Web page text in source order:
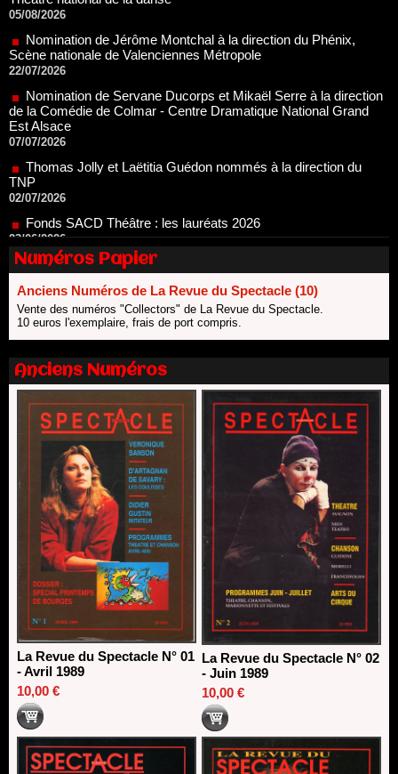
Nomination de Jérôme Montchal à la direction du Phénix,
Scène nationale de Valenciennes Métropole
22/07/2026
Nomination de Servane Ducorps et Mikaël Serre à la direction
de la Comédie de Colmar - Centre Dramatique National Grand
Est Alsace
07/07/2026
Thomas Jolly et Laëtitia Guédon nommés à la direction du
TNP
02/07/2026
Fonds SACD Théâtre : les lauréats 2026
23/06/2026
Dispositif ARTCENA Écrire pour le cirque, les lauréats 2026 !
20/06/2026
Le palmarès des prix SACD 2026
18/06/2026
Les 10 lauréats du Fonds Grandes Formes Théâtre 2026
SACD
13/06/2026
Nomination de Nathalie Garraud et Olivier Saccomano à la
direction du Théâtre de Gennevilliers - CDN
Dispositif SACD Auteurs d'espaces : les lauréats 2026
18/03/2026
Numéros Papier
Anciens Numéros de La Revue du Spectacle (10)
Vente des numéros "Collectors" de La Revue du Spectacle.
10 euros l'exemplaire, frais de port compris.
Anciens Numéros
La Revue du Spectacle N° 01
- Avril 1989
10,00 €
La Revue du Spectacle N° 02
- Juin 1989
10,00 €